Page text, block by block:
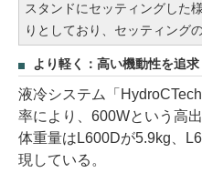
スタンドにセッティングした
りとしており、セッティング
より軽く：高い機動性を追
液冷システム「
率により、600Wという高
体重量はL600Dが5.9kg、
現している。